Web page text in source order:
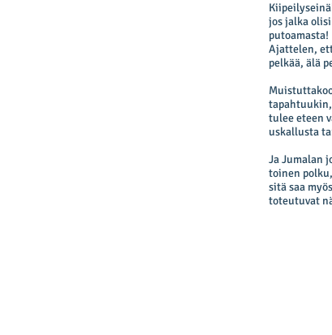
jos jalka
putoamasta!
Ajattelen,
pelkää, älä
tapahtuukin,
tulee eteen
uskallusta
Ja Jumalan
toinen
sitä saa
toteutuvat